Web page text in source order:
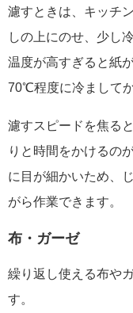
濾すときは、キッチ
しの上にのせ、少し
温度が高すぎると紙
70℃程度に冷まして
濾すスピードを焦る
りと時間をかけるの
に目が細かいため、
がら作業できます。
布・ガーゼ
繰り返し使える布や
す。